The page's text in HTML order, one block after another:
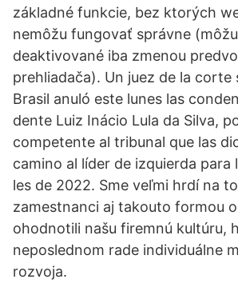
základné funkcie, bez ktorých
nemôžu fungovať správne
deaktivované iba zmenou
prehliadača). Un juez de la cor­te
Bra­sil anu­ló es­te lu­nes las
den­te Luiz Iná­cio Lu­la da Sil­va,
com­pe­ten­te al tri­bu­nal que las
ca­mino al lí­der de iz­quier­da
les de 2022. Sme veľmi hrdí na
zamestnanci aj takouto formou
ohodnotili našu firemnú kultúru,
neposlednom rade individuálne
rozvoja.